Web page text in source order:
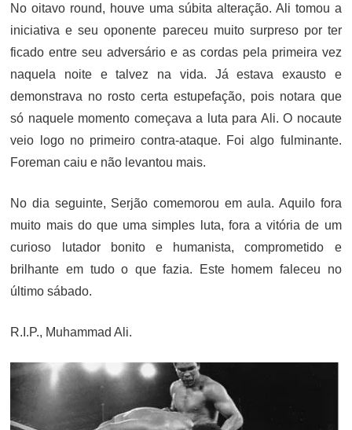
No oitavo round, houve uma súbita alteração. Ali tomou a
iniciativa e seu oponente pareceu muito surpreso por ter
ficado entre seu adversário e as cordas pela primeira vez
naquela noite e talvez na vida. Já estava exausto e
demonstrava no rosto certa estupefação, pois notara que
só naquele momento começava a luta para Ali. O nocaute
veio logo no primeiro contra-ataque. Foi algo fulminante.
Foreman caiu e não levantou mais.
No dia seguinte, Serjão comemorou em aula. Aquilo fora
muito mais do que uma simples luta, fora a vitória de um
curioso lutador bonito e humanista, comprometido e
brilhante em tudo o que fazia. Este homem faleceu no
último sábado.
R.I.P., Muhammad Ali.